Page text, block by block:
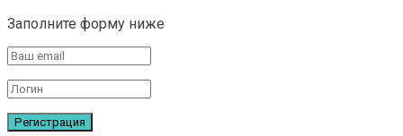
Заполните форму ниже